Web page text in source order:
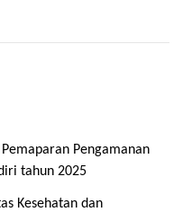
Pengamanan
tahun 2025
Kesehatan dan